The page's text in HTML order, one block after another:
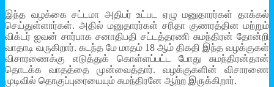
இந்த வழக்கை சட்டமா அதிபர் உட்பட ஏழு மனுதாரர்கள் தாக்கல்
செய்துள்ளார்கள். அதில் மனுதாரர்கள் சரிதா குணரத்தின மற்றும்
விக்டர் ஐவன் சார்பாக சனாதிபதி சட்டத்தரணி சுமந்திரன் தோன்றி
வாதாடி வருகிறார். கடந்த மே மாதம் 18 ஆம் திகதி இந்த வழக்குகள்
விசாரணைக்கு எடுத்துக் கொள்ளப்பட்ட போது சுமந்திரன்தான்
தொடக்க வாதத்தை முன்வைத்தார். வழக்குகளின் விசாரணை
முடிவில் தொகுப்புரையையும் சுமந்திரனே ஆற்ற இருக்கிறார்.